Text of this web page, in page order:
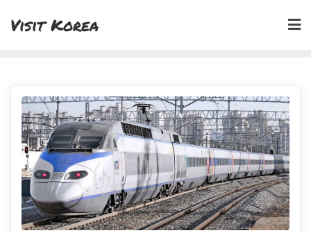
Visit Korea